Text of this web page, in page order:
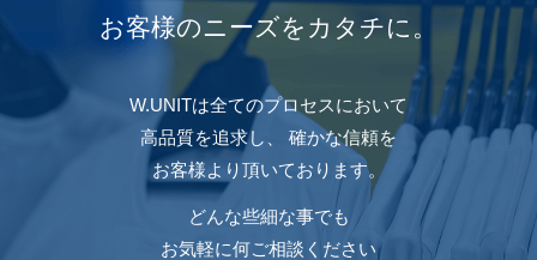
お客様のニーズをカタチに。
W.UNITは全てのプロセスにおいて
⾼品質を追求し、
確かな信頼を
お客様より頂いております。
どんな些細な事でも
お気軽に何ご相談ください